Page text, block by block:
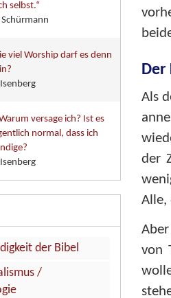
selbst.“
Schürmann
viel Worship darf es denn
versage ich? Ist es
normal, dass ich
der Bibel
/
Als
der
Alle,
von